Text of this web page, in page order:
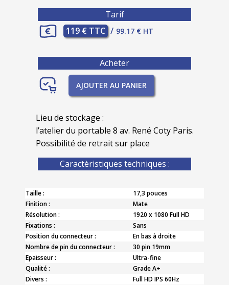
Tarif
119 € TTC / 99.17 € HT
Acheter
AJOUTER AU PANIER
Lieu de stockage :
l’atelier du portable 8 av. René Coty Paris.
Possibilité de retrait sur place
Caractèristiques techniques :
Taille :
17,3 pouces
Finition :
Mate
Résolution :
1920 x 1080 Full HD
Fixations :
Sans
Position du connecteur :
En bas à droite
Nombre de pin du connecteur :
30 pin 19mm
Epaisseur :
Ultra-fine
Qualité :
Grade A+
Divers :
Full HD IPS 60Hz